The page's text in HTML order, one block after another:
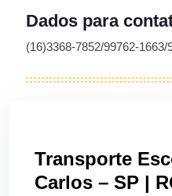
Transporte
Carlos – SP |
Dados para
(16)3368-7852/99762-